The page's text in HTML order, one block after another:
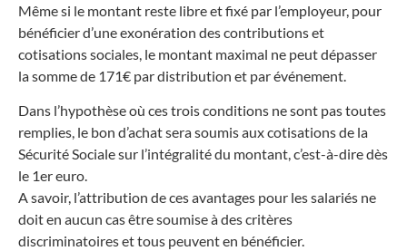
Même si le montant reste libre et fixé par l’employeur, pour
bénéficier d’une exonération des contributions et
cotisations sociales, le montant maximal ne peut dépasser
la somme de 171€ par distribution et par événement.
Dans l’hypothèse où ces trois conditions ne sont pas toutes
remplies, le bon d’achat sera soumis aux cotisations de la
Sécurité Sociale sur l’intégralité du montant, c’est-à-dire dès
le 1er euro.
A savoir, l’attribution de ces avantages pour les salariés ne
doit en aucun cas être soumise à des critères
discriminatoires et tous peuvent en bénéficier.